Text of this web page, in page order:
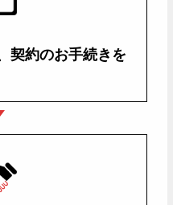
契約のお手続きを